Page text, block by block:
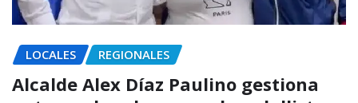
LOCALES REGIONALES
Alcalde Alex Díaz Paulino gestiona